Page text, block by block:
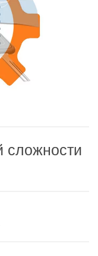
сложности